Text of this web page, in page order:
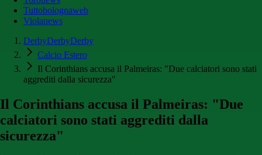
Tuttobolognaweb
Violanews
DerbyDerbyDerby
Calcio Estero
Il Corinthians accusa il Palmeiras: "Due calciatori sono stati
aggrediti dalla sicurezza"
Il Corinthians accusa il Palmeiras: "Due
calciatori sono stati aggrediti dalla
sicurezza"